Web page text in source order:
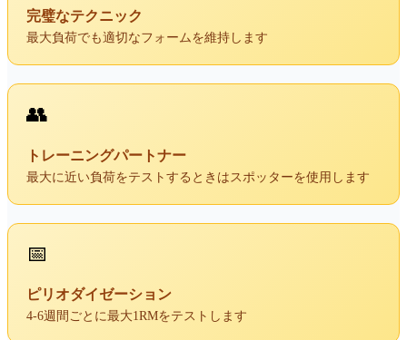
完璧なテクニック
最大負荷でも適切なフォームを維持します
👥
トレーニングパートナー
最大に近い負荷をテストするときはスポッターを使用します
📅
ピリオダイゼーション
4-6週間ごとに最大1RMをテストします